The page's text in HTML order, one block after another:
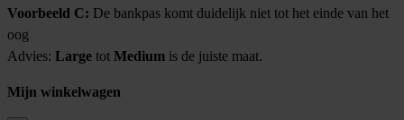
Voorbeeld C: De bankpas komt duidelijk niet tot het einde van het
oog
Advies: Large tot Medium is de juiste maat.
Mijn winkelwagen